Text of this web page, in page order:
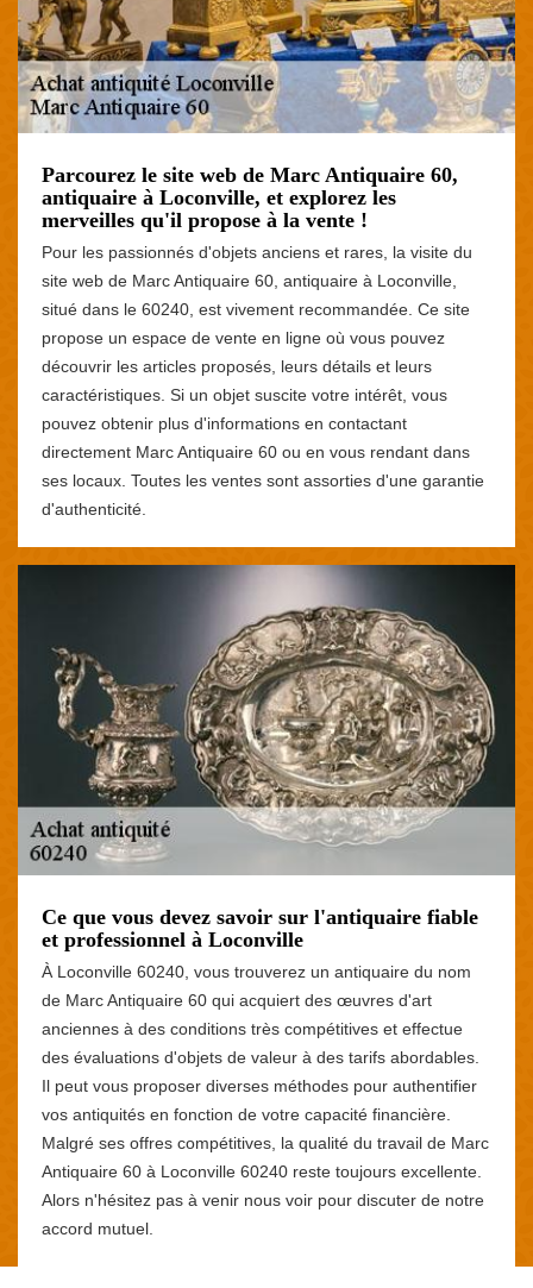
Parcourez le site web de Marc Antiquaire 60,
antiquaire à Loconville, et explorez les
merveilles qu'il propose à la vente !
Pour les passionnés d'objets anciens et rares, la visite du
site web de Marc Antiquaire 60, antiquaire à Loconville,
situé dans le 60240, est vivement recommandée. Ce site
propose un espace de vente en ligne où vous pouvez
découvrir les articles proposés, leurs détails et leurs
caractéristiques. Si un objet suscite votre intérêt, vous
pouvez obtenir plus d'informations en contactant
directement Marc Antiquaire 60 ou en vous rendant dans
ses locaux. Toutes les ventes sont assorties d'une garantie
d'authenticité.
Ce que vous devez savoir sur l'antiquaire fiable
et professionnel à Loconville
À Loconville 60240, vous trouverez un antiquaire du nom
de Marc Antiquaire 60 qui acquiert des œuvres d'art
anciennes à des conditions très compétitives et effectue
des évaluations d'objets de valeur à des tarifs abordables.
Il peut vous proposer diverses méthodes pour authentifier
vos antiquités en fonction de votre capacité financière.
Malgré ses offres compétitives, la qualité du travail de Marc
Antiquaire 60 à Loconville 60240 reste toujours excellente.
Alors n'hésitez pas à venir nous voir pour discuter de notre
accord mutuel.